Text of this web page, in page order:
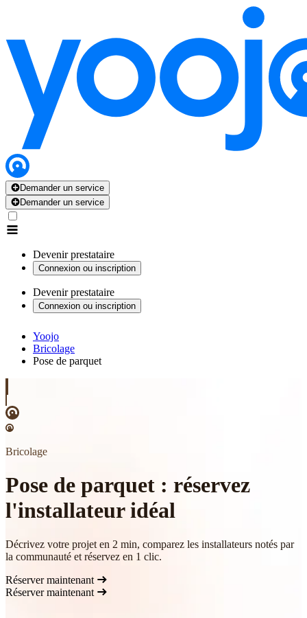
Demander un service
Demander un service
Devenir prestataire
Connexion ou inscription
Devenir prestataire
Connexion ou inscription
Yoojo
Bricolage
Pose de parquet
Bricolage
Pose de parquet : réservez
l'installateur idéal
Décrivez votre projet en 2 min, comparez les installateurs notés par
la communauté et réservez en 1 clic.
Réserver maintenant
Réserver maintenant